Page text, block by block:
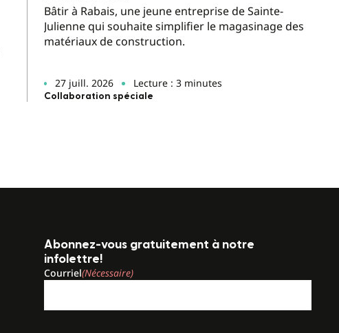
Bâtir à Rabais, une jeune entreprise de Sainte-
Julienne qui souhaite simplifier le magasinage des
matériaux de construction.
27 juill. 2026 Lecture : 3 minutes
Collaboration spéciale
Abonnez-vous gratuitement à notre
infolettre!
Courriel(Nécessaire)